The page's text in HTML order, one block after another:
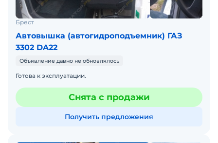
Брест
Автовышка (автогидроподъемник) ГАЗ
3302 DA22
Объявление давно не обновлялось
Готова к эксплуатации.
Снята с продажи
Получить предложения